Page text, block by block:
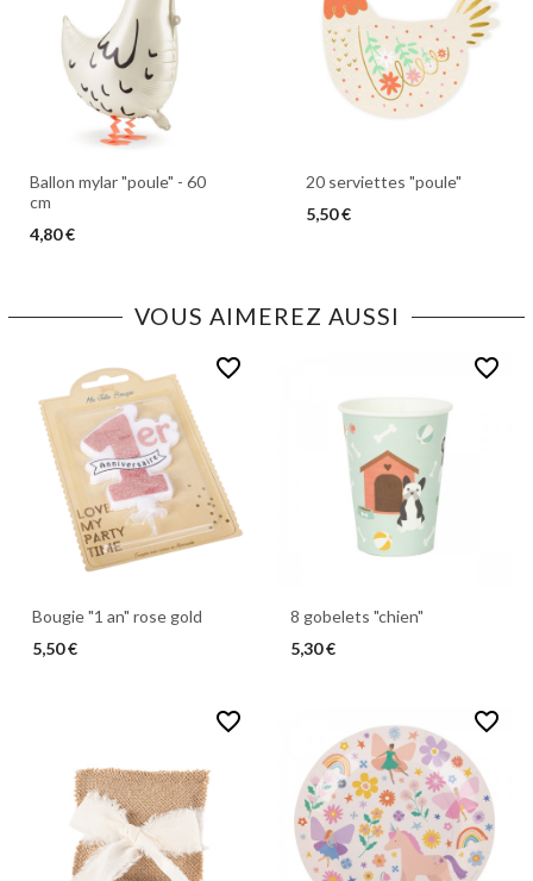
Ballon mylar "poule" - 60
cm
4,80 €
20 serviettes "poule"
5,50 €
VOUS AIMEREZ AUSSI
favorite_border
Bougie "1 an" rose gold
5,50 €
favorite_border
8 gobelets "chien"
5,30 €
favorite_border favorite_border